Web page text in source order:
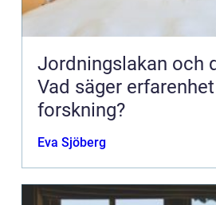
Jordningslakan och
Vad säger
forskning?
Eva Sjöberg